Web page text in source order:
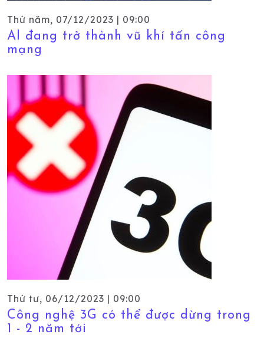
Thứ năm, 07/12/2023 | 09:00
AI đang trở thành vũ khí tấn công
mạng
Thứ tư, 06/12/2023 | 09:00
Công nghệ 3G có thể được dừng trong
1 - 2 năm tới